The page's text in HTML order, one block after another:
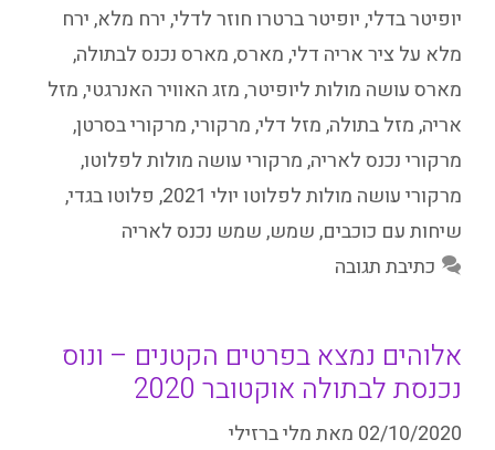
יופיטר בדלי,יופיטר ברטרו חוזר לדלי,ירח מלא,ירח
מלא על ציר אריה דלי,מארס,מארס נכנס לבתולה,
מארס עושה מולות ליופיטר,מזג האוויר האנרגטי,מזל
אריה,מזל בתולה,מזל דלי,מרקורי,מרקורי בסרטן,
מרקורי נכנס לאריה,מרקורי עושה מולות לפלוטו,
מרקורי עושה מולות לפלוטו יולי 2021
, פלוטו בגדי,
שיחות עם כוכבים,שמש,שמש נכנס לאריה
כתיבת תגובה
אלוהים נמצא בפרטים הקטנים – ונוס
נכנסת לבתולה אוקטובר 2020
02/10/2020 מאתמלי ברזילי